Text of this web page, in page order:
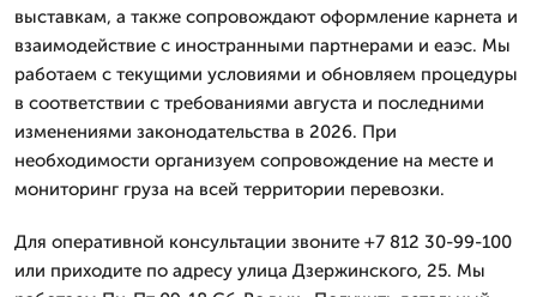
выставкам, а также сопровождают оформление карнета и
взаимодействие с иностранными партнерами и еаэс. Мы
работаем с текущими условиями и обновляем процедуры
в соответствии с требованиями августа и последними
изменениями законодательства в 2026. При
необходимости организуем сопровождение на месте и
мониторинг груза на всей территории перевозки.
Для оперативной консультации звоните +7 812 30-99-100
или приходите по адресу улица Дзержинского, 25. Мы